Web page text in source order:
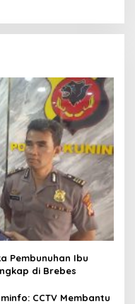
Pembunuhan Ibu
di Brebes
CCTV Membantu